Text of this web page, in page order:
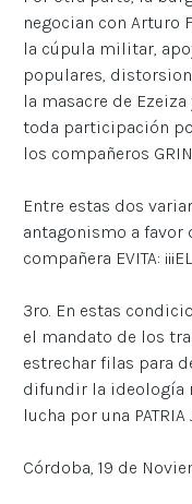
negocian con Arturo
la cúpula militar,
populares,
la masacre de
toda participación
los compañeros
Entre estas dos
antagonismo a favor
compañera EVITA:
3ro. En estas
el mandato de los
estrechar filas para
difundir la ideología
lucha por una PATRIA
Córdoba, 19 de